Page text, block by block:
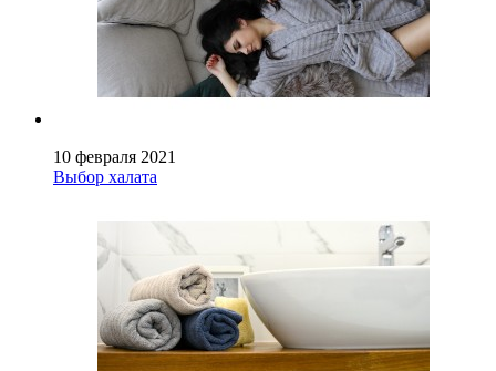
10 февраля 2021
Выбор халата